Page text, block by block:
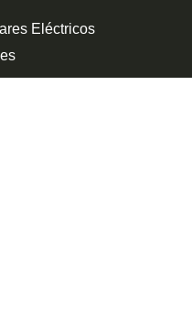
Eléctricos